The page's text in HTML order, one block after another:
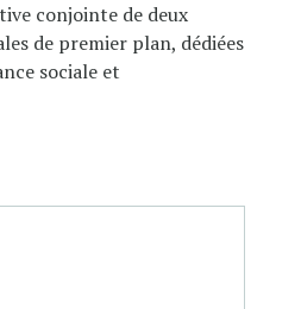
conjointe de deux
de premier plan, dédiées
sociale et